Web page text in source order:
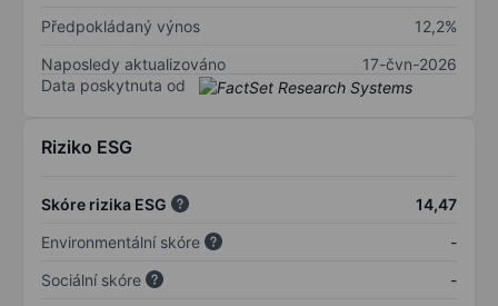
Předpokládaný výnos
12,2%
Naposledy aktualizováno
17-čvn-2026
Data poskytnuta od
Riziko ESG
Skóre rizika ESG
14,47
Environmentální skóre
-
Sociální skóre
-